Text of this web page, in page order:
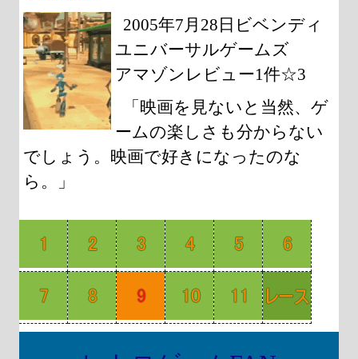
2005年7月28日ビベンディ
ユニバーサルゲームズ
アマゾンレビュー1件☆3
「映画を見ないと当然、ゲ
ームの楽しさも分からない
でしょう。映画で好きになったのな
ら。」